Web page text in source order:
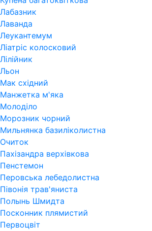
Лабазник
Лаванда
Леукантемум
Ліатріс колосковий
Лілійник
Льон
Мак східний
Манжетка м'яка
Молоділо
Морозник чорний
Мильнянка базиліколистна
Очиток
Пахізандра верхівкова
Пенстемон
Перовська лебедолистна
Півонія трав'яниста
Полынь Шмидта
Посконник плямистий
Первоцвіт